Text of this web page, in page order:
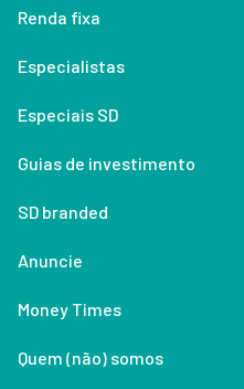
Renda fixa
Especialistas
Especiais SD
Guias de investimento
SD branded
Anuncie
Money Times
Quem (não) somos